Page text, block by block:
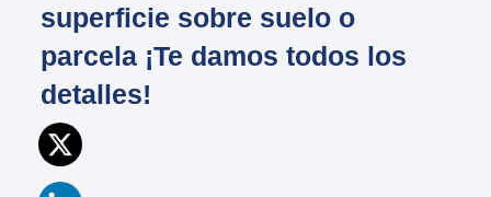
superficie sobre suelo o
parcela ¡Te damos todos los
detalles!